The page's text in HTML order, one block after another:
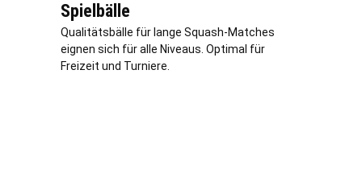
Spielbälle
Qualitätsbälle für lange Squash-Matches
eignen sich für alle Niveaus. Optimal für
Freizeit und Turniere.